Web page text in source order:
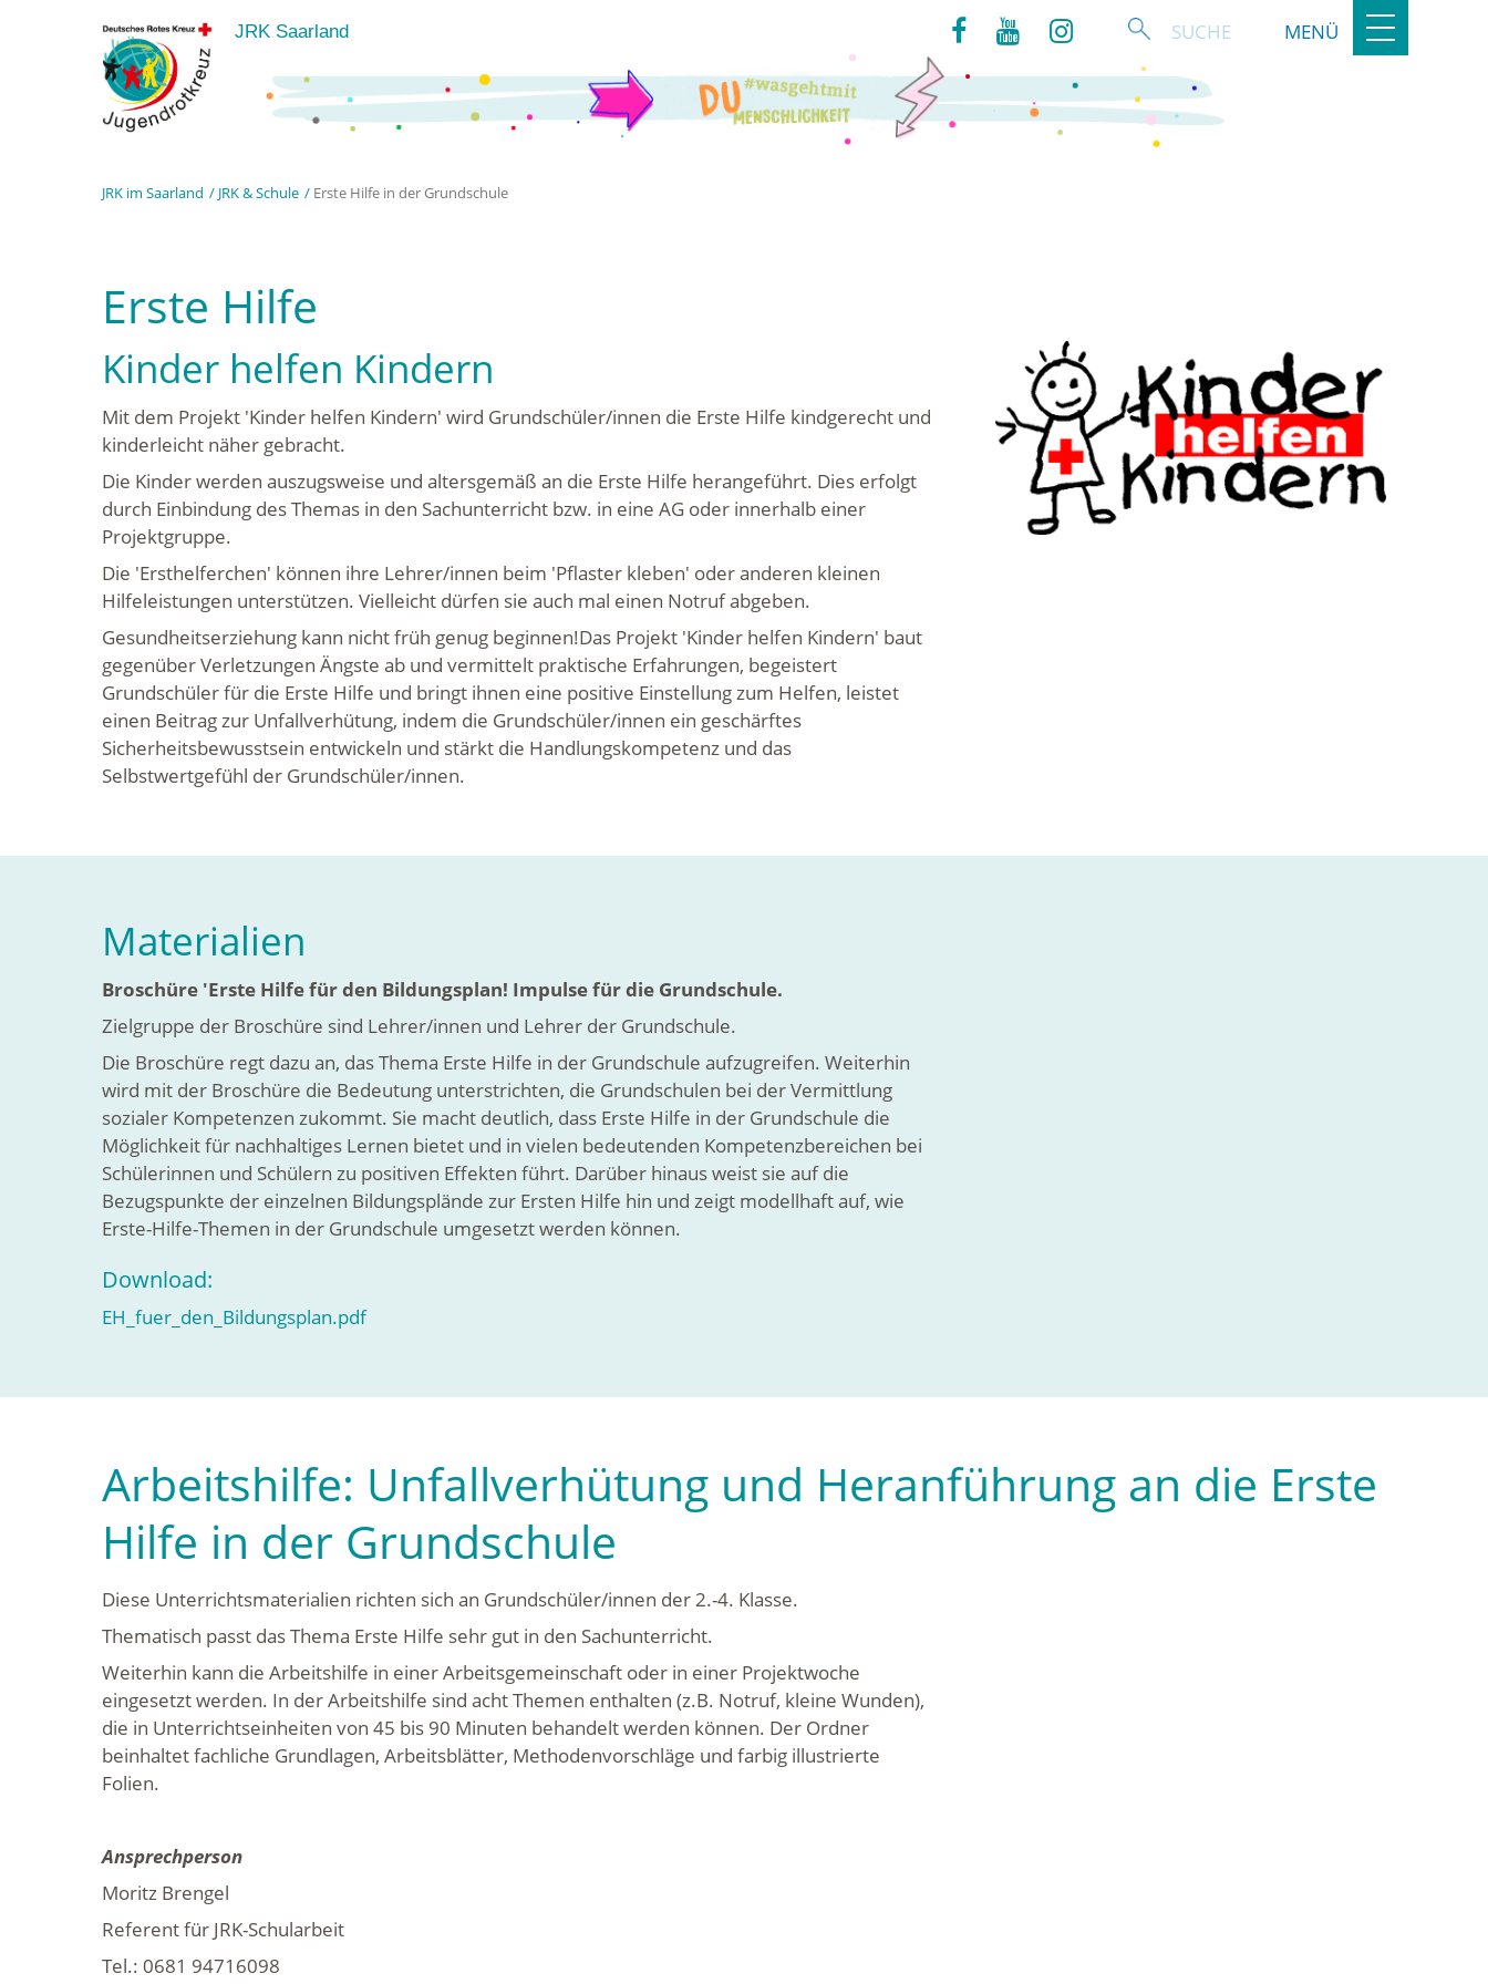
JRK Saarland MENÜ
Toggle
navigation
JRK im Saarland JRK & Schule Erste Hilfe in der Grundschule
Erste Hilfe
Kinder helfen Kindern
Mit dem Projekt 'Kinder helfen Kindern' wird Grundschüler/innen die Erste Hilfe kindgerecht und
kinderleicht näher gebracht.
Die Kinder werden auszugsweise und altersgemäß an die Erste Hilfe herangeführt. Dies erfolgt
durch Einbindung des Themas in den Sachunterricht bzw. in eine AG oder innerhalb einer
Projektgruppe.
Die 'Ersthelferchen' können ihre Lehrer/innen beim 'Pflaster kleben' oder anderen kleinen
Hilfeleistungen unterstützen. Vielleicht dürfen sie auch mal einen Notruf abgeben.
Gesundheitserziehung kann nicht früh genug beginnen!Das Projekt 'Kinder helfen Kindern' baut
gegenüber Verletzungen Ängste ab und vermittelt praktische Erfahrungen, begeistert
Grundschüler für die Erste Hilfe und bringt ihnen eine positive Einstellung zum Helfen, leistet
einen Beitrag zur Unfallverhütung, indem die Grundschüler/innen ein geschärftes
Sicherheitsbewusstsein entwickeln und stärkt die Handlungskompetenz und das
Selbstwertgefühl der Grundschüler/innen.
Materialien
Broschüre 'Erste Hilfe für den Bildungsplan! Impulse für die Grundschule.
Zielgruppe der Broschüre sind Lehrer/innen und Lehrer der Grundschule.
Die Broschüre regt dazu an, das Thema Erste Hilfe in der Grundschule aufzugreifen. Weiterhin
wird mit der Broschüre die Bedeutung unterstrichten, die Grundschulen bei der Vermittlung
sozialer Kompetenzen zukommt. Sie macht deutlich, dass Erste Hilfe in der Grundschule die
Möglichkeit für nachhaltiges Lernen bietet und in vielen bedeutenden Kompetenzbereichen bei
Schülerinnen und Schülern zu positiven Effekten führt. Darüber hinaus weist sie auf die
Bezugspunkte der einzelnen Bildungsplände zur Ersten Hilfe hin und zeigt modellhaft auf, wie
Erste-Hilfe-Themen in der Grundschule umgesetzt werden können.
Download:
EH_fuer_den_Bildungsplan.pdf
Arbeitshilfe: Unfallverhütung und Heranführung an die Erste
Hilfe in der Grundschule
Diese Unterrichtsmaterialien richten sich an Grundschüler/innen der 2.-4. Klasse.
Thematisch passt das Thema Erste Hilfe sehr gut in den Sachunterricht.
Weiterhin kann die Arbeitshilfe in einer Arbeitsgemeinschaft oder in einer Projektwoche
eingesetzt werden. In der Arbeitshilfe sind acht Themen enthalten (z.B. Notruf, kleine Wunden),
die in Unterrichtseinheiten von 45 bis 90 Minuten behandelt werden können. Der Ordner
beinhaltet fachliche Grundlagen, Arbeitsblätter, Methodenvorschläge und farbig illustrierte
Folien.
Ansprechperson
Moritz Brengel
Referent für JRK-Schularbeit
Tel.: 0681 94716098